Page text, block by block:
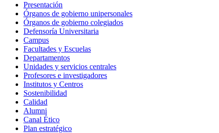
Presentación
Órganos de gobierno unipersonales
Órganos de gobierno colegiados
Defensoría Universitaria
Campus
Facultades y Escuelas
Departamentos
Unidades y servicios centrales
Profesores e investigadores
Institutos y Centros
Sostenibilidad
Calidad
Alumni
Canal Ético
Plan estratégico